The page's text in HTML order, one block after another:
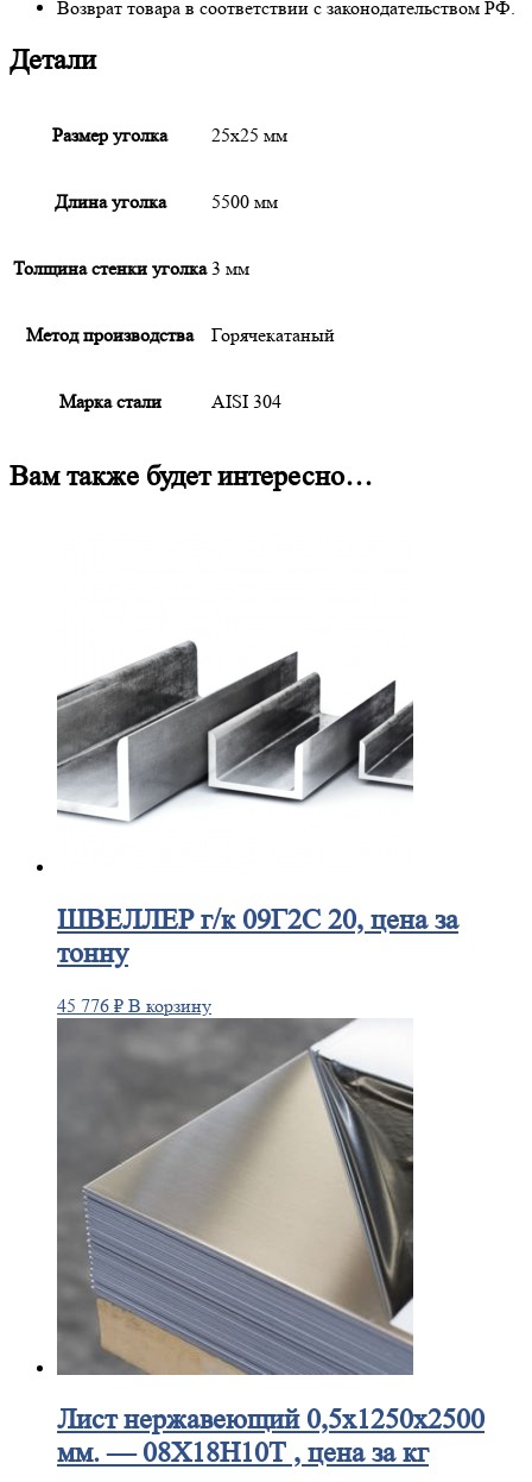
Возврат товара в соответствии с законодательством РФ.
Детали
Размер уголка 25х25 мм
Длина уголка 5500 мм
Толщина стенки уголка 3 мм
Метод производства Горячекатаный
Марка стали AISI 304
Вам также будет интересно…
ШВЕЛЛЕРг/к 09Г2С 20, цена за
тонну
45 776 ₽ В корзину
Листнержавеющий 0,5x1250x2500
мм. — 08Х18Н10Т , цена за кг